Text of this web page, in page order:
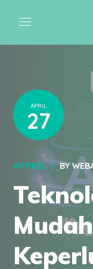
APRIL
27
ARTIKEL BY